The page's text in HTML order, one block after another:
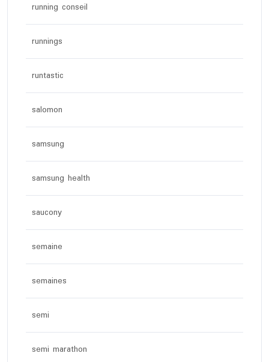
running conseil
runnings
runtastic
salomon
samsung
samsung health
saucony
semaine
semaines
semi
semi marathon